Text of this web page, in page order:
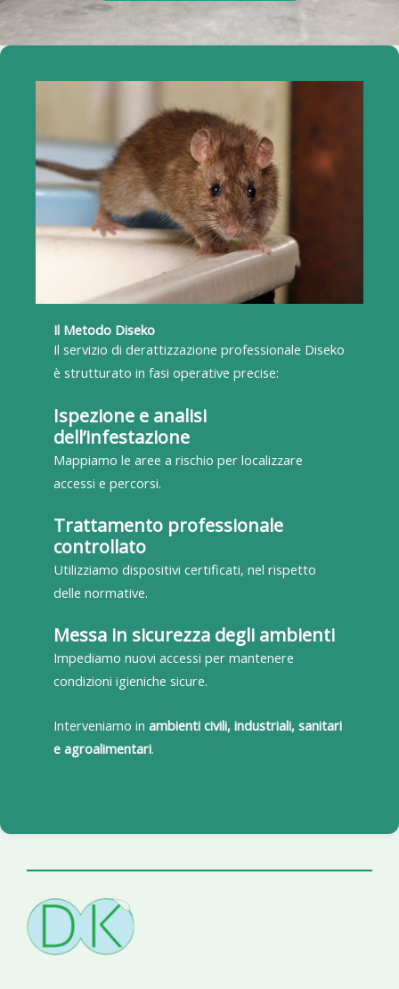
Il Metodo Diseko
Il servizio di derattizzazione professionale Diseko
è strutturato in fasi operative precise:
Ispezione e analisi
dell’infestazione
Mappiamo le aree a rischio per localizzare
accessi e percorsi.
Trattamento professionale
controllato
Utilizziamo dispositivi certificati, nel rispetto
delle normative.
Messa in sicurezza degli ambienti
Impediamo nuovi accessi per mantenere
condizioni igieniche sicure.
Interveniamo in ambienti civili, industriali, sanitari
e agroalimentari.